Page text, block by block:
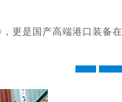
更是国产高端港口装备在